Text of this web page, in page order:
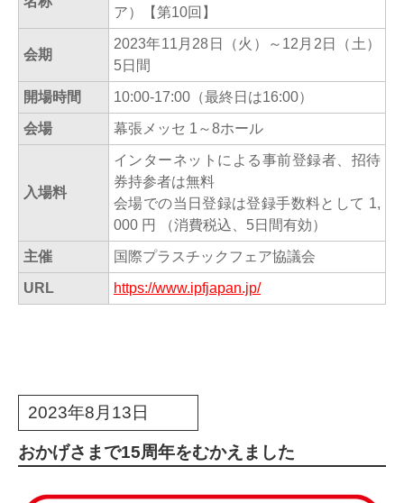
ア）【第10回】
会期
2023年11月28日（火）～12月2日（土）
5日間
開場時間 10:00-17:00（最終日は16:00）
会場 幕張メッセ 1～8ホール
入場料
インターネットによる事前登録者、招待
券持参者は無料
会場での当日登録は登録手数料として 1,
000 円 （消費税込、5日間有効）
主催 国際プラスチックフェア協議会
URL https://www.ipfjapan.jp/
2023年8月13日
おかげさまで15周年をむかえました